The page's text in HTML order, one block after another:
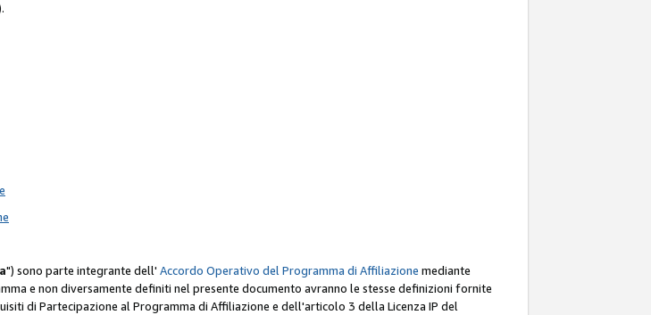
") sono parte integrante dell' Accordo Operativo del Programma di Affiliazione mediante
e non diversamente definiti nel presente documento avranno le stesse definizioni fornite
di Partecipazione al Programma di Affiliazione e dell'articolo 3 della Licenza IP del